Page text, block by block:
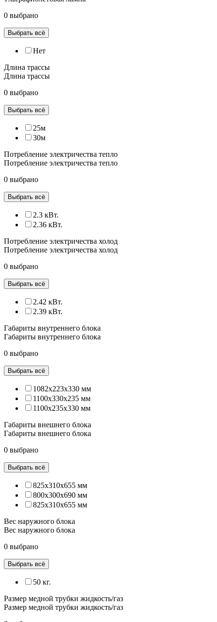
0 выбрано
Выбрать всё
Нет
Длина трассы
Длина трассы
0 выбрано
Выбрать всё
25м
30м
Потребление электричества тепло
Потребление электричества тепло
0 выбрано
Выбрать всё
2.3 кВт.
2.36 кВт.
Потребление электричества холод
Потребление электричества холод
0 выбрано
Выбрать всё
2.42 кВт.
2.39 кВт.
Габариты внутреннего блока
Габариты внутреннего блока
0 выбрано
Выбрать всё
1082x223x330 мм
1100х330х235 мм
1100x235x330 мм
Габариты внешнего блока
Габариты внешнего блока
0 выбрано
Выбрать всё
825x310x655 мм
800x300x690 мм
825х310х655 мм
Вес наружного блока
Вес наружного блока
0 выбрано
Выбрать всё
50 кг.
Размер медной трубки жидкость/газ
Размер медной трубки жидкость/газ